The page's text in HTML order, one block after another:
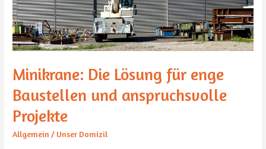
Minikrane: Die Lösung für enge
Baustellen und anspruchsvolle
Projekte
Allgemein / Unser Domizil
und
anspruchsvolle
Projekte